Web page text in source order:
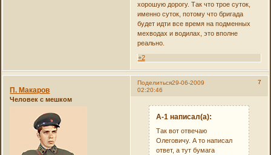
хорошую дорогу. Так что трое суток,
именно суток, потому что бригада
будет идти все время на подменных
мехводах и водилах, это вполне
реально.
+2
Поделиться 7
29-06-2009
02:20:46
П. Макаров
Человек с мешком
А-1 написал(а):
Так вот отвечаю
Олеговичу. А то написал
ответ, а тут бумага